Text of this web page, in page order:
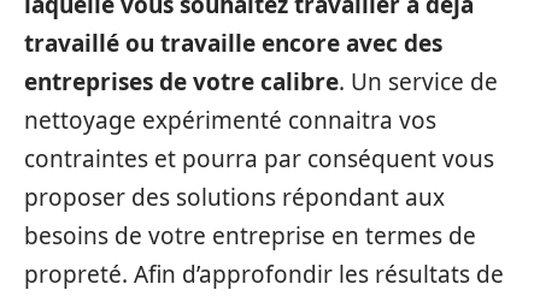
travaillé ou travaille encore avec des
entreprises de votre calibre. Un service de
nettoyage expérimenté connaitra vos
contraintes et pourra par conséquent vous
proposer des solutions répondant aux
besoins de votre entreprise en termes de
propreté. Afin d’approfondir les résultats de